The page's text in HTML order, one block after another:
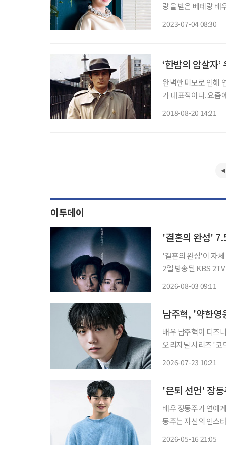
랑을 받은 베테랑 배
2023-07-04 08:30
‘한밤의 암살자
완벽한 미모로 인해
가 대표적이다. 요즘
2018-08-20 14:21
이투데이
'결혼의 완성'
'결혼의 완성'이 자체 최고
2일 방송된 KBS
2026-08-03 09:11
남주혁, '약한
배우 남주혁이 디즈니+
오리지널 시리즈 '코드'를 내년 공
2026-07-23 10:21
배우 장동주가 연예계
동주는 자신의 인스
2026-05-16 21:05